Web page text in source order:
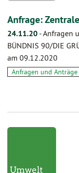
Anfrage:
24.11.20 -Anfragen
BÜNDNIS 90/DIE
am 09.12.2020
Anfragen und Anträge